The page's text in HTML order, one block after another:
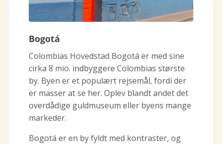
Bogotá
Colombias Hovedstad Bogotá er med sine
cirka 8 mio. indbyggere Colombias største
by. Byen er et populært rejsemål, fordi der
er masser at se her. Oplev blandt andet det
overdådige guldmuseum eller byens mange
markeder.
Bogotá er en by fyldt med kontraster, og